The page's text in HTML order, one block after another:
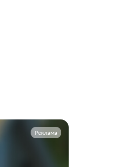
Реклама